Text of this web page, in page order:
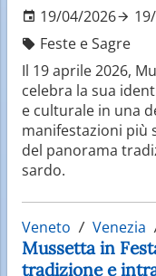
19/04/2026
Feste e Sagre
Il 19 aprile 2026,
celebra la sua
e culturale in una
manifestazioni più
del panorama
sardo.
Veneto Venezia
Mussetta in
tradizione e